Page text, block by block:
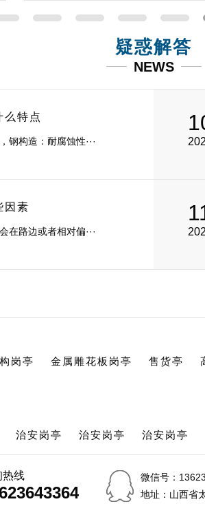
疑惑解答
NEWS
么特点
钢构造：耐腐蚀性···
因素
在路边或者相对偏···
岗亭 金属雕花板岗亭 售货亭
治安岗亭 治安岗亭 治安岗亭
热线
微信号：
地址：山西省